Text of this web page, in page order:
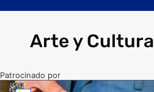
Arte y Cultura
Patrocinado por